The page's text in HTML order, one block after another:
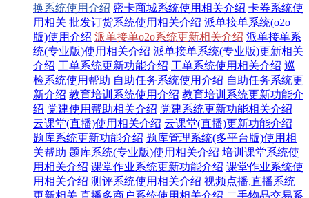
换系统使用介绍 密卡商城系统使用相关介绍 卡券系统使
用相关 批发订货系统使用相关介绍 派单接单系统(o2o
版)使用介绍 派单接单o2o系统更新相关介绍 派单接单系
统(专业版)使用相关介绍 派单接单系统(专业版)更新相关
介绍 工单系统更新功能介绍 工单系统使用相关介绍 巡
检系统使用帮助 自助任务系统使用介绍 自助任务系统更
新介绍 教育培训系统使用介绍 教育培训系统更新功能介
绍 党建使用帮助相关介绍 党建系统更新功能相关介绍
云课堂(直播)使用相关介绍 云课堂(直播)更新功能介绍
题库系统更新功能介绍 题库管理系统(多平台版)使用相
关帮助 题库系统(专业版)使用相关介绍 培训课堂系统使
用相关介绍 课堂作业系统更新功能介绍 课堂作业系统使
用相关介绍 测评系统使用相关介绍 视频点播,直播系统
更新相关 直播多商户系统使用相关介绍 二手物品交易系